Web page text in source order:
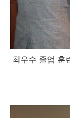
최우수 졸업 훈